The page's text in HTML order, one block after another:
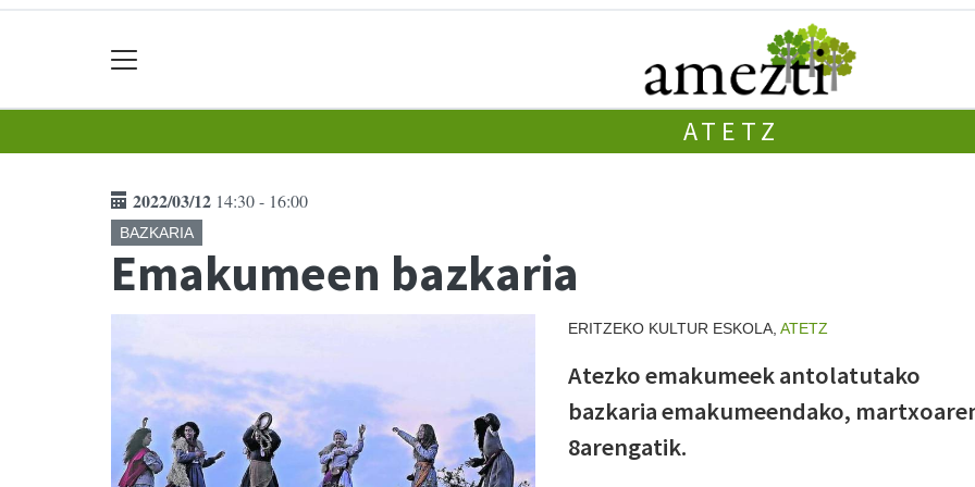
ATETZ
2022/03/12 14:30 - 16:00
BAZKARIA
Emakumeen bazkaria
ERITZEKO KULTUR ESKOLA, ATETZ
Atezko emakumeek antolatutako
bazkaria emakumeendako,
8arengatik.